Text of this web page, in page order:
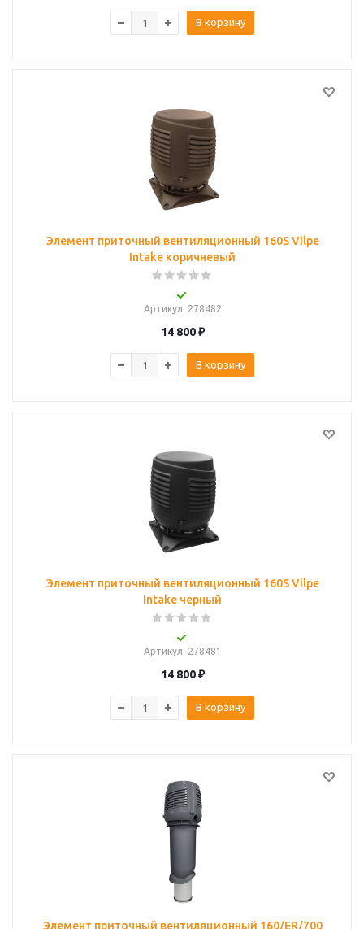
В корзину
Элемент приточный вентиляционный 160S Vilpe
Intake коричневый
Артикул: 278482
14 800₽
В корзину
Элемент приточный вентиляционный 160S Vilpe
Intake черный
Артикул: 278481
14 800₽
В корзину
Элемент приточный вентиляционный 160/ER/700